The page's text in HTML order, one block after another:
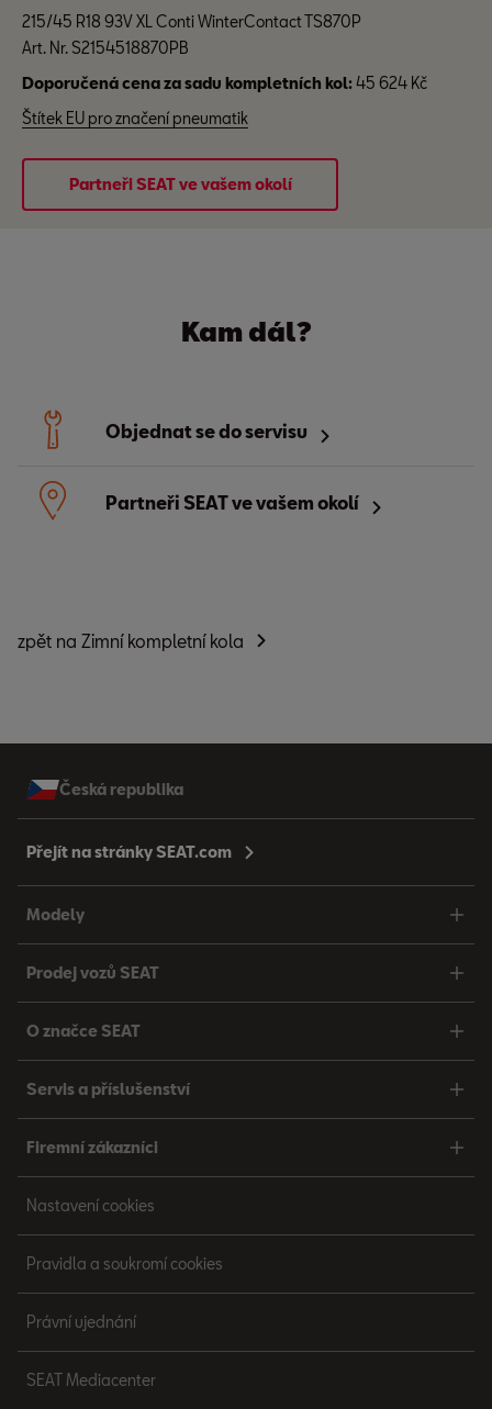
215/45 R18 93V XL Conti WinterContact TS870P
Art. Nr. S2154518870PB
Doporučená cena za sadu kompletních kol:45 624 Kč
Štítek EU pro značení pneumatik
Partneři SEAT ve vašem okolí
Kam dál?
Objednat se do servisu
Partneři SEAT ve vašem okolí
zpět na Zimní kompletní kola
Česká republika
Přejít na stránky SEAT.com
Modely
Prodej vozů SEAT
O značce SEAT
Servis a příslušenství
Firemní zákazníci
Nastavení cookies
Pravidla a soukromí cookies
Právní ujednání
SEAT Mediacenter